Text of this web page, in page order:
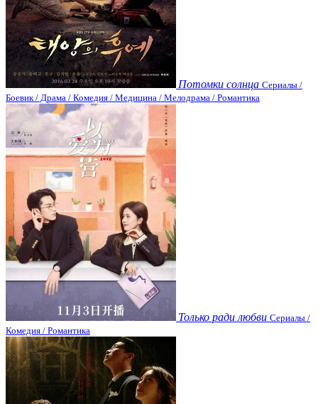
Потомки солнца Сериалы /
Боевик / Драма / Комедия / Медицина / Мелодрама / Романтика
Только ради любви Сериалы /
Комедия / Романтика